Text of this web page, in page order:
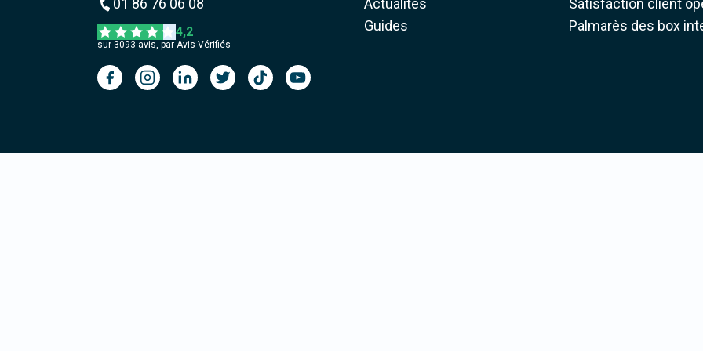
01 86 76 06 08
4,2
sur 3093 avis, par Avis Vérifiés
Actualités
Guides
Satisfaction client
Palmarès des box